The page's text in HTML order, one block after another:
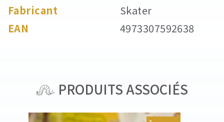
Fabricant
Skater
EAN
4973307592638
PRODUITS ASSOCIÉS